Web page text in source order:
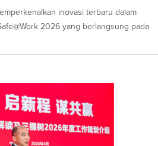
inovasi terbaru dalam
2026 yang berlangsung pada